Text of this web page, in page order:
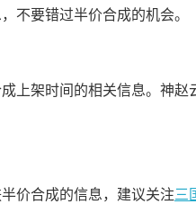
不要错过半价合成的机会。
上架时间的相关信息。神
价合成的信息，建议关注三